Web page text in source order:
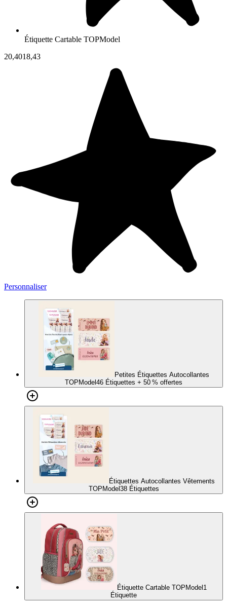
Étiquette Cartable TOPModel
20,4018,43
Personnaliser
Petites Étiquettes Autocollantes
TOPModel 46 Étiquettes + 50 % offertes
Étiquettes Autocollantes Vêtements
TOPModel 38 Étiquettes
Étiquette Cartable TOPModel 1
Étiquette